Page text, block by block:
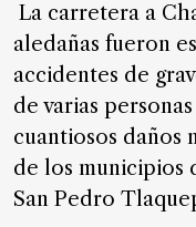
Real
Estate
Gente
PARA
SUSCRIPTORES
La carretera a
aledañas fueron
accidentes de
de varias
cuantiosos daños
de los municipios
San Pedro